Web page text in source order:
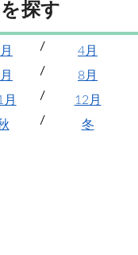
探す
4月
8月
月
12月
冬